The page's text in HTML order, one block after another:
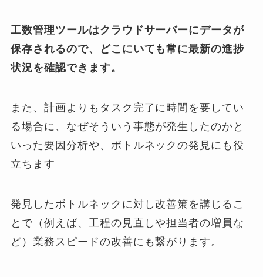
工数管理ツールはクラウドサーバーにデータが
保存されるので、どこにいても常に最新の進捗
状況を確認できます。
また、計画よりもタスク完了に時間を要してい
る場合に、なぜそういう事態が発生したのかと
いった要因分析や、ボトルネックの発見にも役
立ちます
発見したボトルネックに対し改善策を講じるこ
とで（例えば、工程の見直しや担当者の増員な
ど）業務スピードの改善にも繋がります。